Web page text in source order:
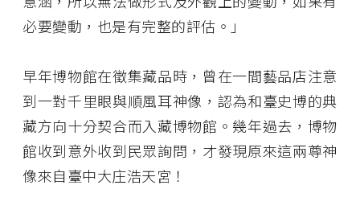
必要變動，也是有完整的評估。」
早年博物館在徵集藏品時，曾在一間藝品店注意
到一對千里眼與順風耳神像，認為和臺史博的典
藏方向十分契合而入藏博物館。幾年過去，博物
館收到意外收到民眾詢問，才發現原來這兩尊神
像來自臺中大庄浩天宮！